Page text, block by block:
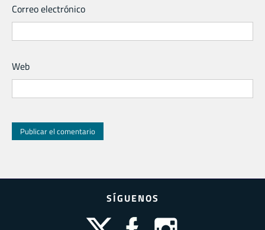
Correo electrónico
Web
SÍGUENOS